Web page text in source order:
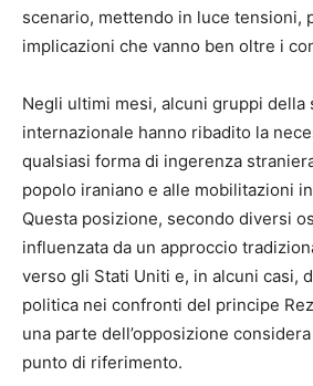
scenario, mettendo in luce tensioni,
implicazioni che vanno ben oltre i
Negli ultimi mesi, alcuni gruppi della
internazionale hanno ribadito la
qualsiasi forma di ingerenza
popolo iraniano e alle mobilitazioni
Questa posizione, secondo diversi
influenzata da un approccio
verso gli Stati Uniti e, in alcuni casi,
politica nei confronti del principe
una parte dell’opposizione
punto di riferimento.